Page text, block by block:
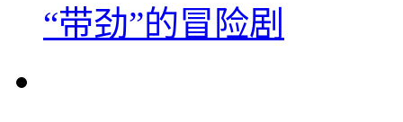
“带劲”的冒险剧